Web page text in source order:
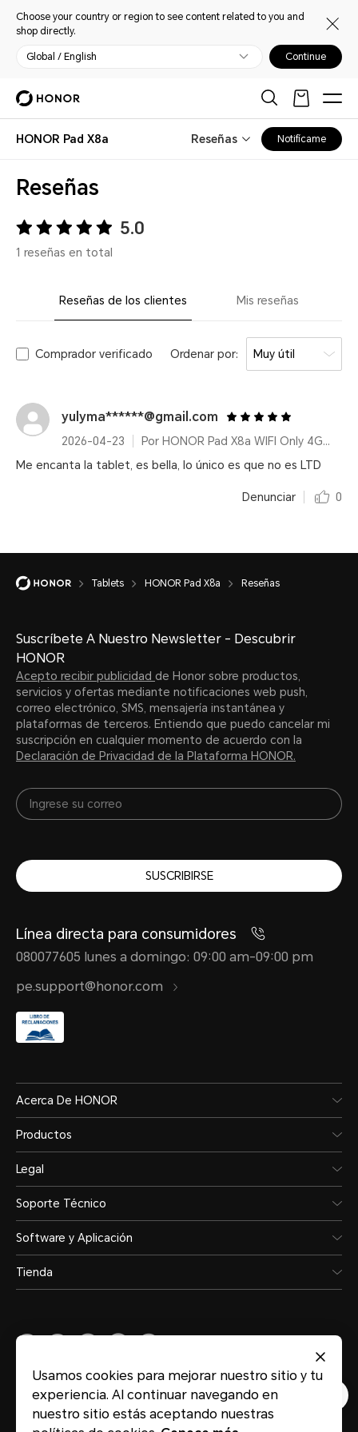
Choose your country or region to see content related to you and
shop directly.
Global / English Continue
HONOR Pad X8a Reseñas Notifícame
Reseñas
5.0
1 reseñas en total
Reseñas de los clientes Mis reseñas
Comprador verificado Ordenar por: Muy útil
yulyma******@gmail.com
2026-04-23
Por HONOR Pad X8a WIFI Only 4GB+128GB Gris Espacial 11.0 inch
Me encanta la tablet, es bella, lo único es que no es LTD
Denunciar 0
Tablets HONOR Pad X8a Reseñas
Suscríbete A Nuestro Newsletter - Descubrir
HONOR
Acepto recibir publicidad de Honor sobre productos,
servicios y ofertas mediante notificaciones web push,
correo electrónico, SMS, mensajería instantánea y
plataformas de terceros. Entiendo que puedo cancelar mi
suscripción en cualquier momento de acuerdo con la
Declaración de Privacidad de la Plataforma HONOR.
SUSCRIBIRSE
Línea directa para consumidores
080077605 lunes a domingo: 09:00 am-09:00 pm
pe.support@honor.com
Acerca De HONOR
Productos
Legal
Soporte Técnico
Software y Aplicación
Tienda
Peru (Español)
Mapa del sitio Términos de Uso Privacidad Cookies
Usamos cookies para mejorar nuestro sitio y tu
experiencia. Al continuar navegando en
nuestro sitio estás aceptando nuestras